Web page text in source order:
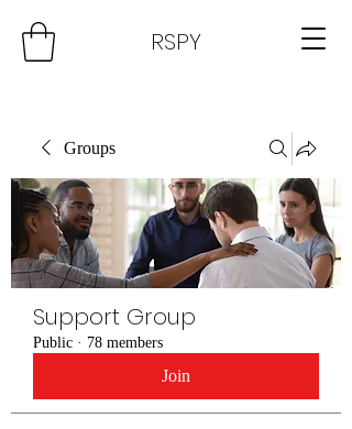
RSPY
Groups
Support Group
Public · 78 members
Join